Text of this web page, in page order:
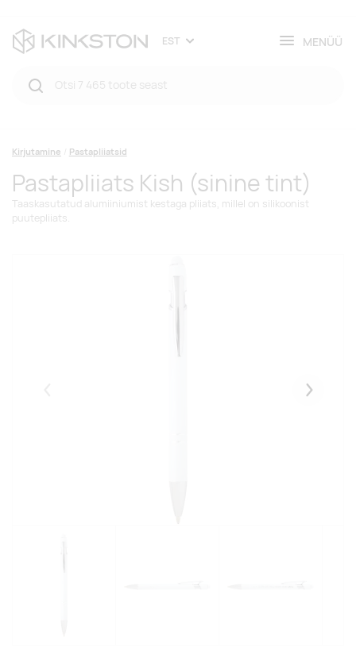
EST MENÜÜ
Kirjutamine Pastapliiatsid
Pastapliiats Kish (sinine tint)
Taaskasutatud alumiiniumist kestaga pliiats, millel on silikoonist
puutepliiats.